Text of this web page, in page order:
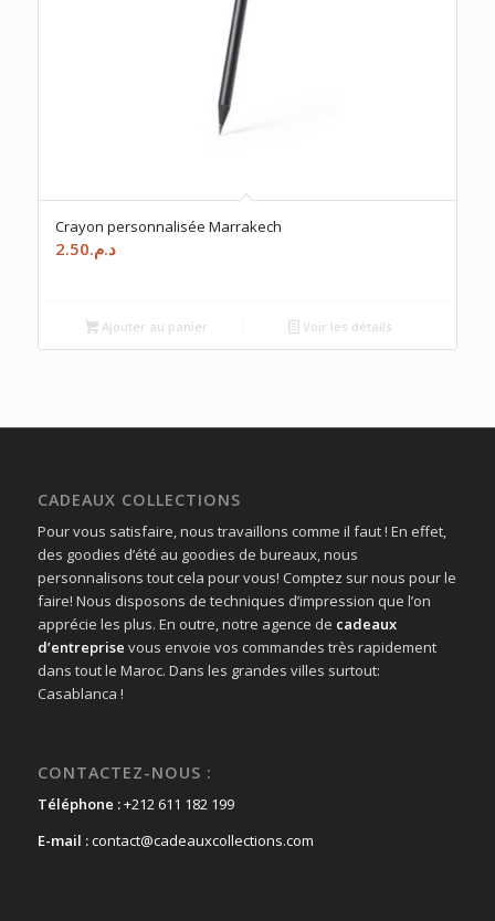
Crayon personnalisée Marrakech
د.م.2.50
Ajouter au panier Voir les détails
CADEAUX COLLECTIONS
Pour vous satisfaire, nous travaillons comme il faut ! En effet,
des goodies d’été au goodies de bureaux, nous
personnalisons tout cela pour vous! Comptez sur nous pour le
faire! Nous disposons de techniques d’impression que l’on
apprécie les plus. En outre, notre agence de cadeaux
d’entreprise vous envoie vos commandes très rapidement
dans tout le Maroc. Dans les grandes villes surtout:
Casablanca !
CONTACTEZ-NOUS :
Téléphone :+212 611 182 199
E-mail :contact@cadeauxcollections.com